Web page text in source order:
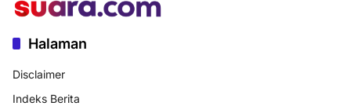
Halaman
Disclaimer
Indeks Berita